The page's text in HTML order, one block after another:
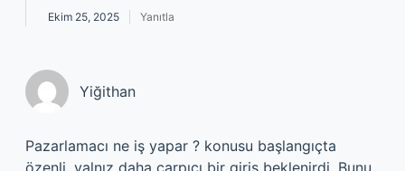
Ekim 25, 2025 Yanıtla
Yiğithan
Pazarlamacı ne iş yapar ? konusu başlangıçta
özenli, yalnız daha çarpıcı bir giriş beklenirdi. Bunu